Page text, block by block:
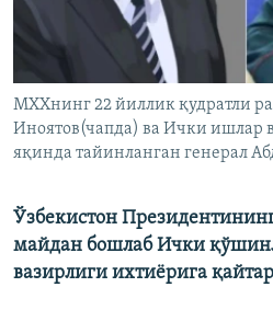
МХХнинг 22 йиллик қудратли
Иноятов(чапда) ва Ички ишлар
яқинда тайинланган генерал
Ўзбекистон
майдан бошлаб Ички
вазирлиги ихтиёрига